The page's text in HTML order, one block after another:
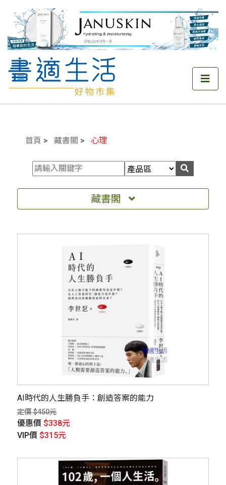
首頁 藏書閣 心理
藏書閣
AI時代的人生勝負手：創造答案的能力
定價 $450元
優惠價 $338元
VIP價 $315元